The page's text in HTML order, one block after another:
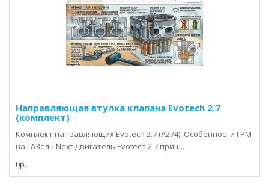
Направляющая втулка клапана Evotech 2.7
(комплект)
Комплект направляющих Evotech 2.7 (А274): Особенности ГРМ
на ГАЗель Next Двигатель Evotech 2.7 приш..
0р.